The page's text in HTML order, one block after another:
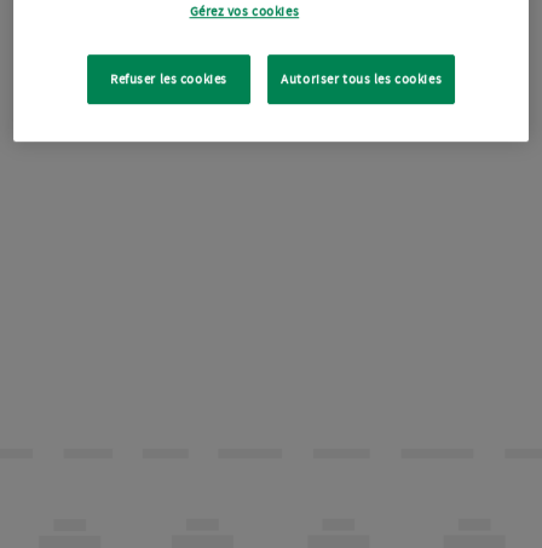
Gérez vos cookies
Refuser les cookies Autoriser tous les cookies